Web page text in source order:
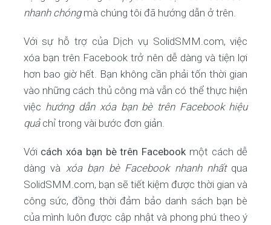
nhanh chóngmà chúng tôi đã hướng dẫn ở trên.
Với sự hỗ trợ của Dịch vụ SolidSMM.com, việc
xóa bạn trên Facebook trở nên dễ dàng và tiện lợi
hơn bao giờ hết. Bạn không cần phải tốn thời gian
vào những cách thủ công mà vẫn có thể thực hiện
việc hướng dẫn xóa bạn bè trên Facebook hiệu
quảchỉ trong vài bước đơn giản.
Với cách xóa bạn bè trên Facebook một cách dễ
dàng và xóa bạn bè Facebook nhanh nhấtqua
SolidSMM.com, bạn sẽ tiết kiệm được thời gian và
công sức, đồng thời đảm bảo danh sách bạn bè
của mình luôn được cập nhật và phong phú theo ý